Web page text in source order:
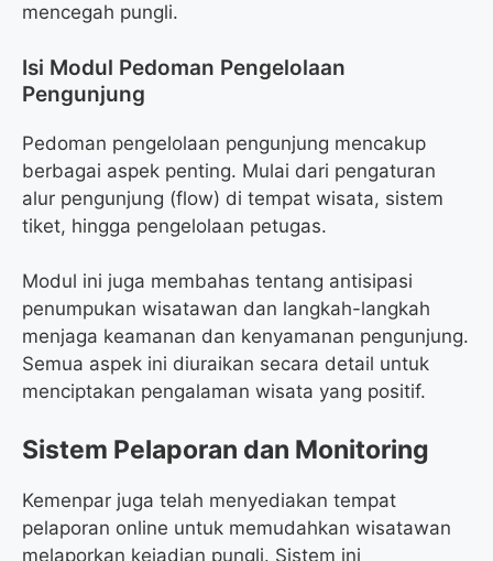
mencegah pungli.
Isi Modul Pedoman Pengelolaan
Pengunjung
Pedoman pengelolaan pengunjung mencakup
berbagai aspek penting. Mulai dari pengaturan
alur pengunjung (flow) di tempat wisata, sistem
tiket, hingga pengelolaan petugas.
Modul ini juga membahas tentang antisipasi
penumpukan wisatawan dan langkah-langkah
menjaga keamanan dan kenyamanan pengunjung.
Semua aspek ini diuraikan secara detail untuk
menciptakan pengalaman wisata yang positif.
Sistem Pelaporan dan Monitoring
Kemenpar juga telah menyediakan tempat
pelaporan online untuk memudahkan wisatawan
melaporkan kejadian pungli. Sistem ini